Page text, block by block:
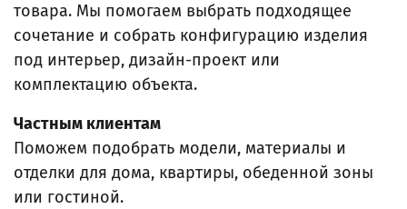
товара. Мы помогаем выбрать подходящее
сочетание и собрать конфигурацию изделия
под интерьер, дизайн-проект или
комплектацию объекта.
Частным клиентам
Поможем подобрать модели, материалы и
отделки для дома, квартиры, обеденной зоны
или гостиной.